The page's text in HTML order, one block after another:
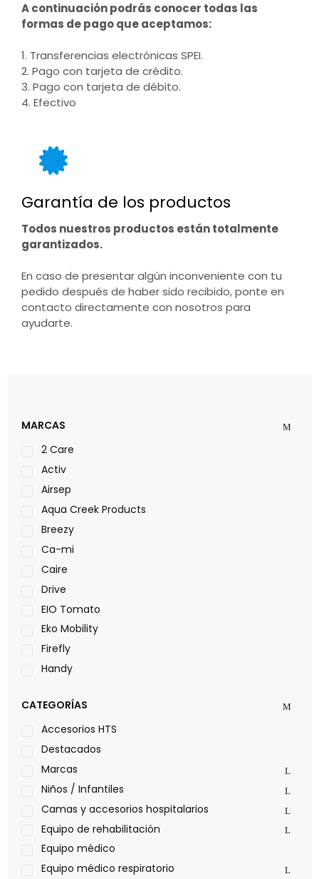
A continuación podrás conocer todas las
formas de pago que aceptamos:
1. Transferencias electrónicas SPEI.
2. Pago con tarjeta de crédito.
3. Pago con tarjeta de débito.
4. Efectivo
Garantía de los productos
Todos nuestros productos están totalmente
garantizados.
En caso de presentar algún inconveniente con tu
pedido después de haber sido recibido, ponte en
contacto directamente con nosotros para
ayudarte.
MARCAS
2 Care
Activ
Airsep
Aqua Creek Products
Breezy
Ca-mi
Caire
Drive
EIO Tomato
Eko Mobility
Firefly
Handy
Leggero
Lumex
Medical Store
Nidek
Oxiplus
Philips
Pride
Roho
Sillas de ruedas Everest Jennings
CATEGORÍAS
Accesorios HTS
Destacados
Marcas
Niños / Infantiles
Camas y accesorios hospitalarios
Equipo de rehabilitación
Equipo médico
Equipo médico respiratorio